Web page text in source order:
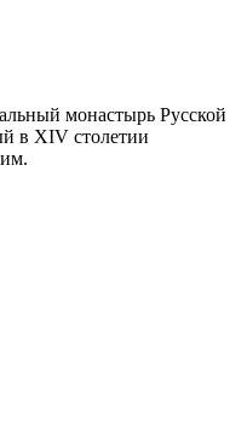
монастырь Русской
в XIV столетии